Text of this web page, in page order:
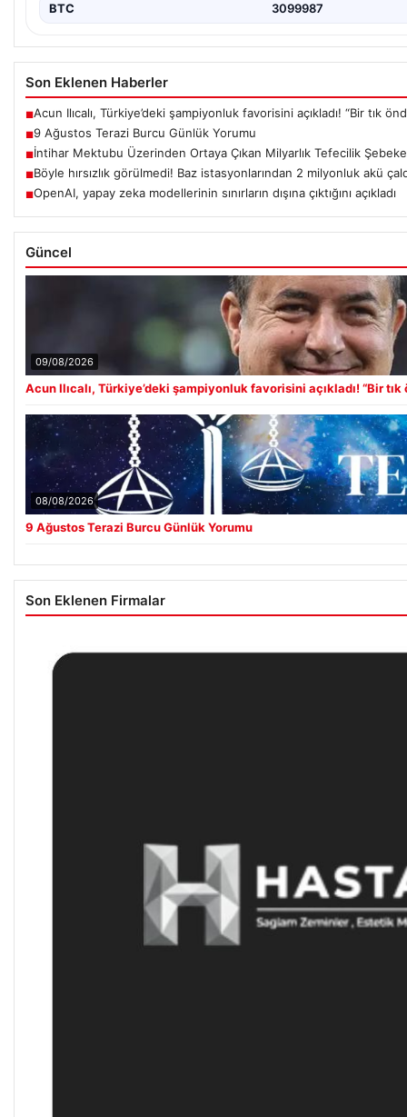
BTC 3099987
Son Eklenen Haberler
■Acun Ilıcalı, Türkiye’deki şampiyonluk favorisini açıkladı! “Bir tık
■9 Ağustos Terazi Burcu Günlük Yorumu
■İntihar Mektubu Üzerinden Ortaya Çıkan Milyarlık Tefecilik
■Böyle hırsızlık görülmedi! Baz istasyonlarından 2 milyonluk akü
■OpenAI, yapay zeka modellerinin sınırların dışına çıktığını açıkladı
Güncel
09/08/2026
Acun Ilıcalı, Türkiye’deki şampiyonluk favorisini açıkladı! “Bir tık
08/08/2026
9 Ağustos Terazi Burcu Günlük Yorumu
Son Eklenen Firmalar